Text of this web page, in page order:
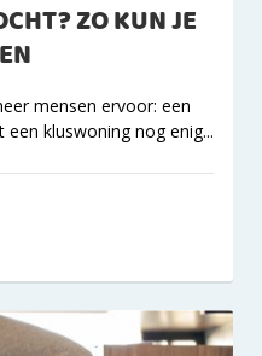
ZO KUN JE
mensen ervoor: een
kluswoning nog enig...